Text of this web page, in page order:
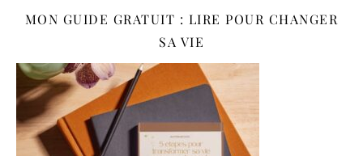
MON GUIDE GRATUIT : LIRE POUR CHANGER
SA VIE